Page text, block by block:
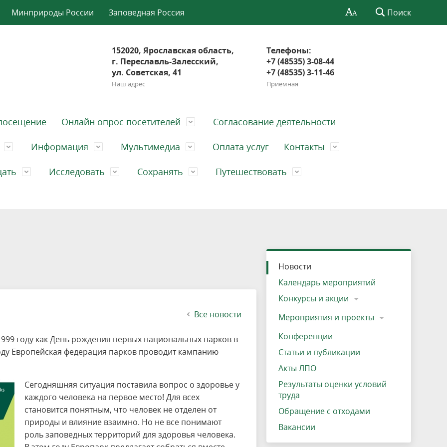
Минприроды России Заповедная Россия Поиск
152020, Ярославская область,
г. Переславль-Залесский,
ул. Советская, 41
Наш адрес
Телефоны:
+7 (48535) 3-08-44
+7 (48535) 3-11-46
Приемная
парка
Озеро Плещеево
Вакансии
Онлайн опрос посетителей Согласование деятельности
карта
Экологические тропы и туристские
маршруты
на озере Зоны для парусного спорта
Прокат велосипедов
Адрес, телефон, схема проезда
Информация
Результаты оценки условий труда
Мультимедиа Оплата услуг Контакты
карта
Интерактивная карта
Исследовать Сохранять
Кадастр объектов животного мира, не
отнесенных к объектам охоты
Интерактивная карта
Путешествовать
Все новости
году как День рождения первых национальных парков в
Европейская федерация парков проводит кампанию
Сегодняшняя ситуация поставила вопрос о здоровье у
каждого человека на первое место! Для всех
становится понятным, что человек не отделен от
природы и влияние взаимно. Но не все понимают
роль заповедных территорий для здоровья человека.
Новости
Календарь мероприятий
Конкурсы и акции
Мероприятия и проекты
Конференции
Статьи и публикации
Акты ЛПО
Результаты оценки условий
труда
Обращение с отходами
Вакансии